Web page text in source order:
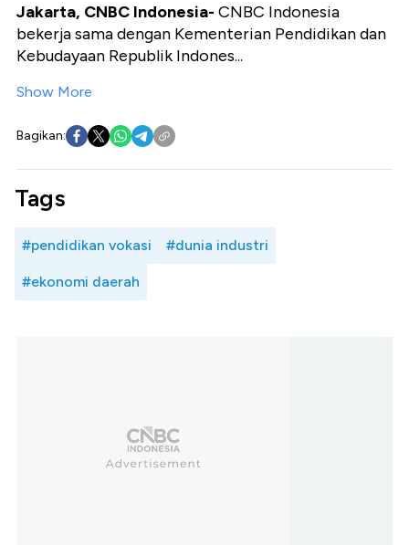
Jakarta, CNBC Indonesia- CNBC Indonesia
bekerja sama dengan Kementerian Pendidikan dan
Kebudayaan Republik Indones...
Show More
Bagikan:
Tags
#pendidikan vokasi #dunia industri
#ekonomi daerah